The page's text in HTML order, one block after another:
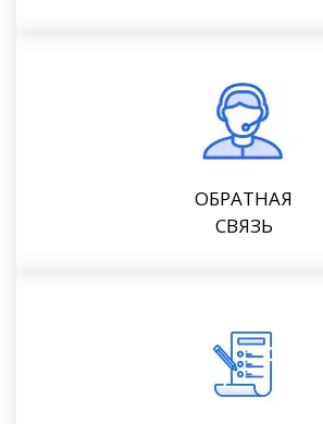
ОБРАТНАЯ
СВЯЗЬ